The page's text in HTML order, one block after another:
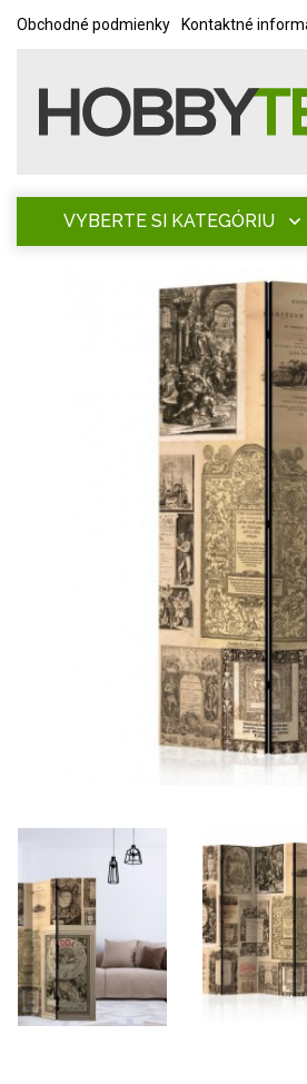
Obchodné podmienky Kontaktné
VYBERTE SI KATEGÓRIU